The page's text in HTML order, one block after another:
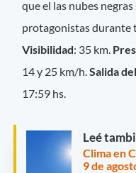
que el las nubes
protagonistas durante
Visibilidad: 35 km.
14 y 25 km/h.Salida
17:59 hs.
Leé
Clima en
9 de